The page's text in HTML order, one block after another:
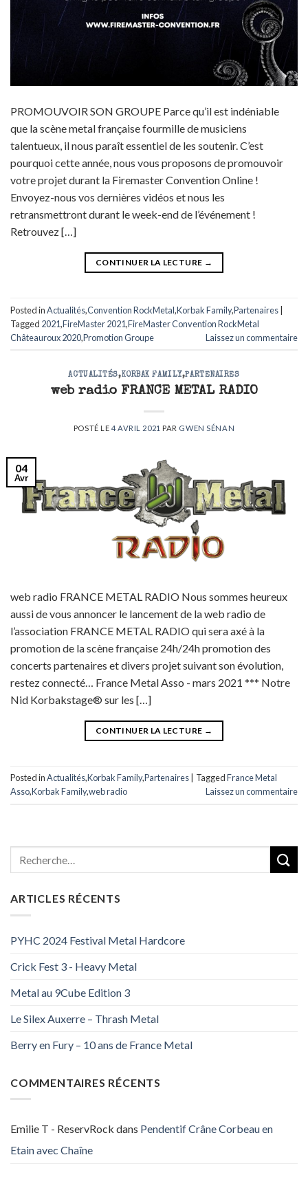
PROMOUVOIR SON GROUPE Parce qu’il est indéniable
que la scène metal française fourmille de musiciens
talentueux, il nous paraît essentiel de les soutenir. C’est
pourquoi cette année, nous vous proposons de promouvoir
votre projet durant la Firemaster Convention Online !
Envoyez-nous vos dernières vidéos et nous les
retransmettront durant le week-end de l’événement !
Retrouvez […]
CONTINUER LA LECTURE →
Posted inActualités,Convention RockMetal,Korbak Family,Partenaires|
Tagged 2021,FireMaster 2021,FireMaster Convention RockMetal
Châteauroux 2020,Promotion Groupe Laissez un commentaire
ACTUALITÉS,KORBAK FAMILY,PARTENAIRES
web radio FRANCE METAL RADIO
POSTÉ LE 4 AVRIL 2021 PAR GWEN SÉNAN
04
Avr
web radio FRANCE METAL RADIO Nous sommes heureux
aussi de vous annoncer le lancement de la web radio de
l’association FRANCE METAL RADIO qui sera axé à la
promotion de la scène française 24h/24h promotion des
concerts partenaires et divers projet suivant son évolution,
restez connecté… France Metal Asso - mars 2021 *** Notre
Nid Korbakstage® sur les […]
CONTINUER LA LECTURE →
Posted inActualités,Korbak Family,Partenaires TaggedFrance Metal
Asso,Korbak Family,web radio Laissez un commentaire
ARTICLES RÉCENTS
PYHC 2024 Festival Metal Hardcore
Crick Fest 3 - Heavy Metal
Metal au 9Cube Edition 3
Le Silex Auxerre – Thrash Metal
Berry en Fury – 10 ans de France Metal
COMMENTAIRES RÉCENTS
Emilie T - ReservRock dans Pendentif Crâne Corbeau en
Etain avec Chaîne